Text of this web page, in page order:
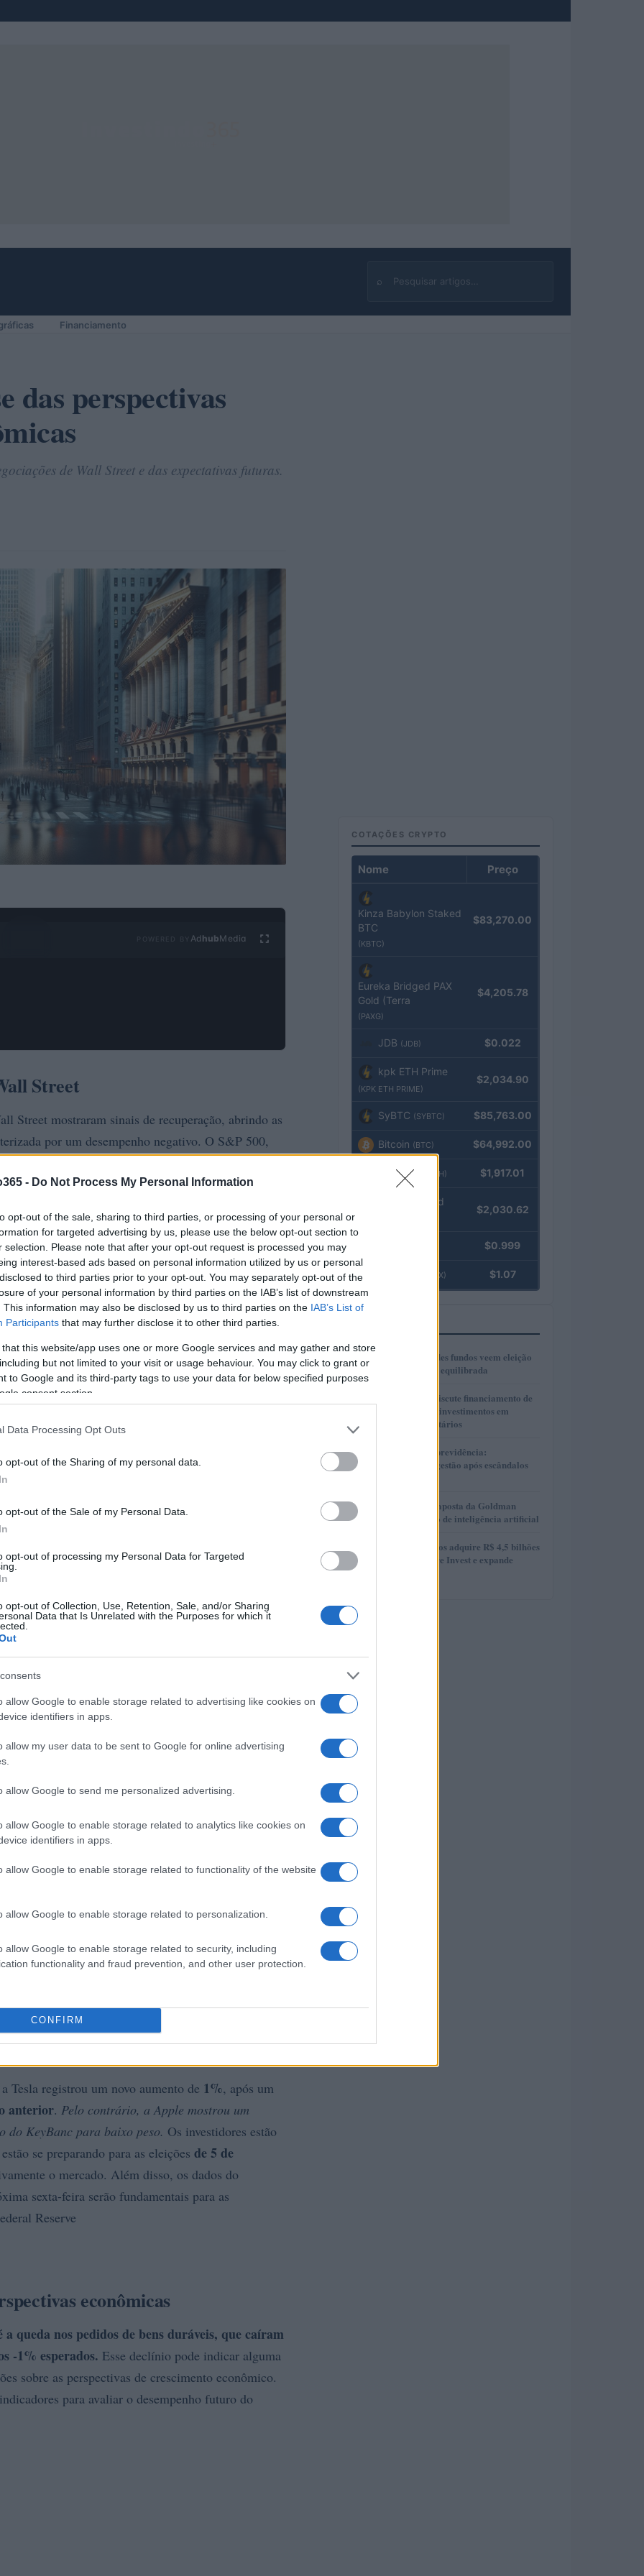
- Do Not Process My Personal Information
opt-out of the sale, sharing to third parties, or processing of your personal or
for targeted advertising by us, please use the below opt-out section to
selection. Please note that after your opt-out request is processed you may
interest-based ads based on personal information utilized by us or personal
to third parties prior to your opt-out. You may separately opt-out of the
of your personal information by third parties on the IAB’s list of downstream
This information may also be disclosed by us to third parties on the IAB’s List of
Participants that may further disclose it to other third parties.
that this website/app uses one or more Google services and may gather and store
but not limited to your visit or usage behaviour. You may click to grant or
to Google and its third-party tags to use your data for below specified purposes
consent section.
Data Processing Opt Outs
opt-out of the Sharing of my personal data.
opt-out of the Sale of my Personal Data.
opt-out of processing my Personal Data for Targeted
opt-out of Collection, Use, Retention, Sale, and/or Sharing
Data that Is Unrelated with the Purposes for which it
allow Google to enable storage related to advertising like cookies on
identifiers in apps.
allow my user data to be sent to Google for online advertising
allow Google to send me personalized advertising.
allow Google to enable storage related to analytics like cookies on
identifiers in apps.
allow Google to enable storage related to functionality of the website
allow Google to enable storage related to personalization.
allow Google to enable storage related to security, including
functionality and fraud prevention, and other user protection.
CONFIRM
⌕
Buscar
Financiamento
das perspectivas
de Wall Street e das expectativas futuras.
Ad hubMedia
Street
Street mostraram sinais de recuperação, abrindo as
por um desempenho negativo. O S&P 500,
de 0,5%
Esse cenário levanta questões sobre a
dos
mercado que, apesar das incertezas, continua
de 10 anos caíram três pontos base para
permaneceu praticamente inalterada em
para entender as tendências atuais e as
Tesla registrou um novo aumento de 1%, após um
anterior. Pelo contrário, a Apple mostrou um
do KeyBanc para baixo peso. Os investidores estão
se preparando para as eleições de 5 de
o mercado. Além disso, os dados do
sexta-feira serão fundamentais para as
Reserve
econômicas
queda nos pedidos de bens duráveis, que caíram
-1% esperados. Esse declínio pode indicar alguma
sobre as perspectivas de crescimento econômico.
para avaliar o desempenho futuro do
COTAÇÕES CRYPTO
Nome Preço
Kinza Babylon Staked
BTC
(KBTC)
$83,270.00
Eureka Bridged PAX
Gold (Terra
(PAXG)
$4,205.78
JDB (JDB) $0.022
kpk ETH Prime
(KPK ETH PRIME)
$2,034.90
SyBTC (SYBTC) $85,763.00
Bitcoin (BTC) $64,992.00
Ethereum (ETH) $1,917.01
kpk ETH Yield
$2,030.62
$0.999
(USDEX) $1.07
1
Gestores de grandes fundos veem eleição
presidencial mais equilibrada
2
Presidente Lula discute financiamento de
planos de saúde e investimentos em
hospitais universitários
3
Reformas no Rioprevidência:
Transparência e gestão após escândalos
4
AlphaAI: A nova aposta da Goldman
Sachs no mercado de inteligência artificial
5
MAG Investimentos adquire R$ 4,5 bilhões
em FIDCs da More Invest e expande